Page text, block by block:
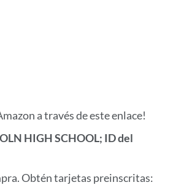
a través de este enlace!
HIGH SCHOOL; ID del
Obtén tarjetas preinscritas: